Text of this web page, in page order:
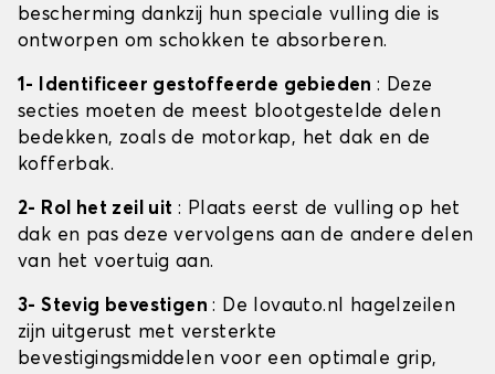
bescherming dankzij hun speciale vulling die is
ontworpen om schokken te absorberen.
1- Identificeer gestoffeerde gebieden: Deze
secties moeten de meest blootgestelde delen
bedekken, zoals de motorkap, het dak en de
kofferbak.
2- Rol het zeil uit : Plaats eerst de vulling op het
dak en pas deze vervolgens aan de andere delen
van het voertuig aan.
3- Stevig bevestigen: De lovauto.nl hagelzeilen
zijn uitgerust met versterkte
bevestigingsmiddelen voor een optimale grip,